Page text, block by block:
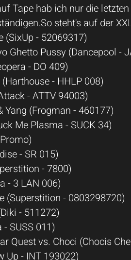
Tape hab ich nur die
steht's auf der
(SixUp - 52069317)
Ghetto Pussy (Dancepool -
- DO 409)
- HHLP 008)
- ATTV 94003)
Yang (Frogman - 460177)
Me Plasma - SUCK 34)
- SR 015)
- 7800)
- 3 LAN 006)
(Superstition - 0803298720)
- 511272)
SUSS 011)
Quest vs. Choci (Chocis
Up - INT 193022)